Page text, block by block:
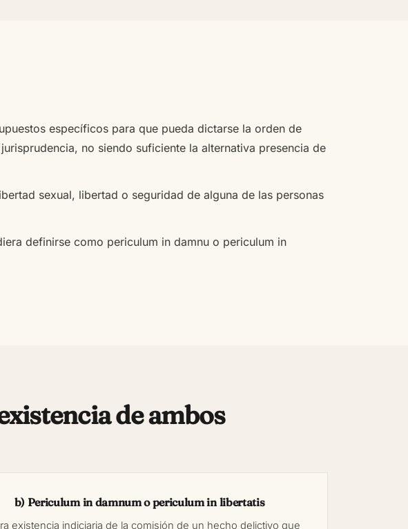
específicos para que pueda dictarse la orden de
no siendo suficiente la alternativa presencia de
sexual, libertad o seguridad de alguna de las personas
definirse como periculum in damnu o periculum in
de ambos
b) Periculum in damnum o periculum in libertatis
existencia indiciaria de la comisión de un hecho delictivo que